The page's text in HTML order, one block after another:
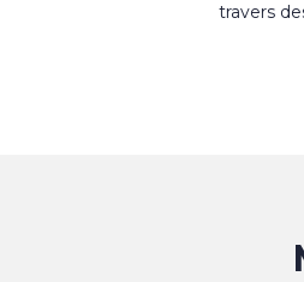
travers